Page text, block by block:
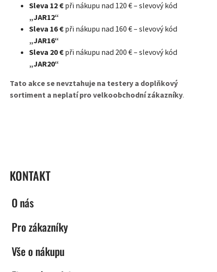
Sleva 12 € při nákupu nad 120 € – slevový kód
„JAR12“
Sleva 16 € při nákupu nad 160 € – slevový kód
„JAR16“
Sleva 20 € při nákupu nad 200 € – slevový kód
„JAR20“
Tato akce se nevztahuje na testery a doplňkový
sortiment a neplatí pro velkoobchodní zákazníky.
KONTAKT
O nás
Pro zákazníky
Vše o nákupu